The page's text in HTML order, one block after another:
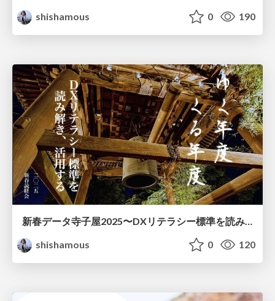
shishamous
0 190
新春データ寺子屋2025〜DXリテラシー標準を読み解き、活用する
shishamous
0 120